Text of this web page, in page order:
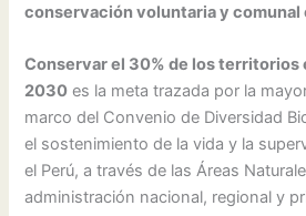
conservación voluntaria y comunal
Conservar el 30% de los territorios
2030 es la meta trazada por la
marco del Convenio de Diversidad
el sostenimiento de la vida y la
el Perú, a través de las Áreas
administración nacional, regional y